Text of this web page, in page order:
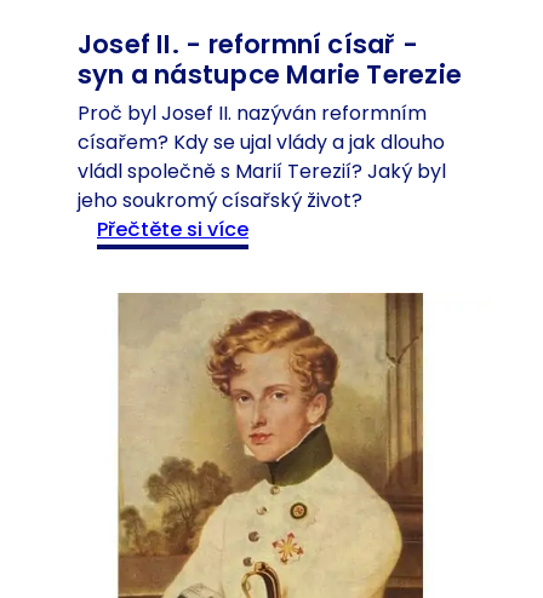
H
a
s
b
u
r
k
-
„
T
o
m
i
p
i
p
a
Josef II. - reformní císař -
syn a nástupce Marie Terezie
Proč byl Josef II. nazýván reformním
císařem? Kdy se ujal vlády a jak dlouho
vládl společně s Marií Terezií? Jaký byl
jeho soukromý císařský život?
Přečtěte si více:
J
o
s
e
I
I
.
-
e
f